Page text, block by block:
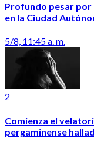
Profundo pesar por
en la Ciudad
5/8, 11:45 a. m.
2
Comienza el
pergaminense